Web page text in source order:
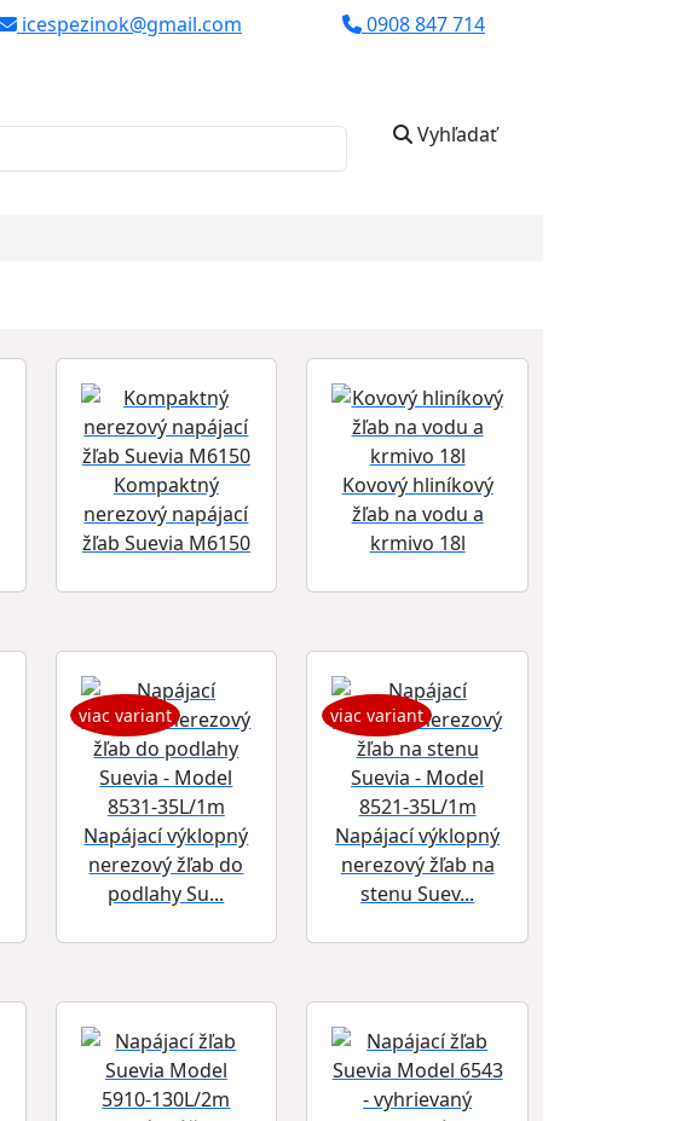
icespezinok@gmail.com 0908 847 714
Vyhľadať
Kompaktný
nerezový napájací
žľab Suevia M6150
Kovový hliníkový
žľab na vodu a
krmivo 18l
viac variant
Napájací výklopný
nerezový žľab do
podlahy Su...
viac variant
Napájací výklopný
nerezový žľab na
stenu Suev...